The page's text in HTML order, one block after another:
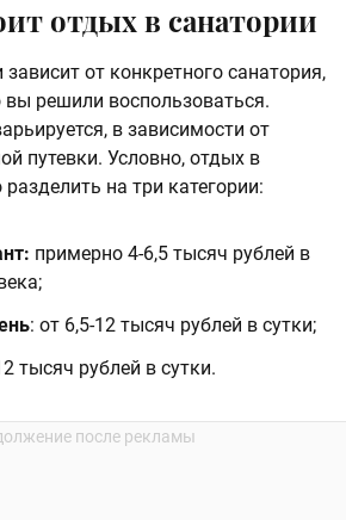
отдых в санатории
от конкретного санатория,
вы решили воспользоваться.
в зависимости от
путевки. Условно, отдых в
на три категории:
примерно 4-6,5 тысяч рублей в
: от 6,5-12 тысяч рублей в сутки;
тысяч рублей в сутки.